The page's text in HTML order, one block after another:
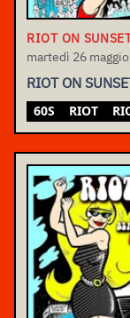
RIOT ON
martedì 26
RIOT ON
60S RIOT